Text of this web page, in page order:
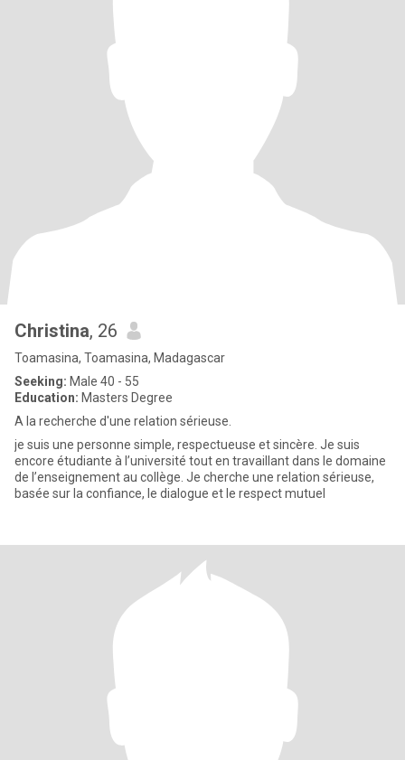
Christina, 26
Toamasina, Toamasina, Madagascar
Seeking: Male 40 - 55
Education: Masters Degree
A la recherche d'une relation sérieuse.
je suis une personne simple, respectueuse et sincère. Je suis
encore étudiante à l’université tout en travaillant dans le domaine
de l’enseignement au collège. Je cherche une relation sérieuse,
basée sur la confiance, le dialogue et le respect mutuel